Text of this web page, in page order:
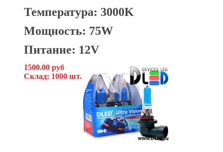
Температура: 3000K
Мощность: 75W
Питание: 12V
1500.00 руб
Склад: 1000 шт.